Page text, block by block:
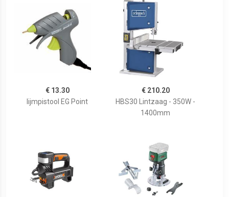
€ 13.30
lijmpistool EG Point
€ 210.20
HBS30 Lintzaag - 350W -
1400mm